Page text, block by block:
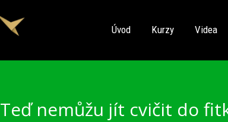
Úvod Kurzy Videa
Teď nemůžu jít cvičit do